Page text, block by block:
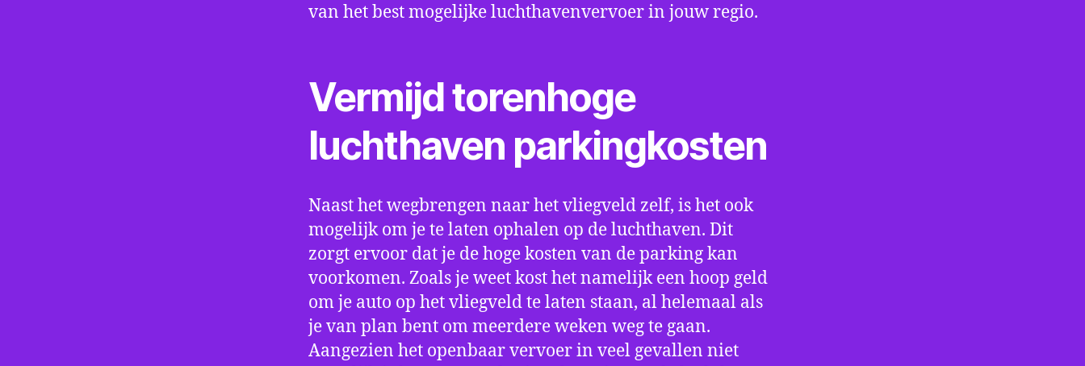
van het best mogelijke luchthavenvervoer in jouw regio.
Vermijd torenhoge
luchthaven parkingkosten
Naast het wegbrengen naar het vliegveld zelf, is het ook
mogelijk om je te laten ophalen op de luchthaven. Dit
zorgt ervoor dat je de hoge kosten van de parking kan
voorkomen. Zoals je weet kost het namelijk een hoop geld
om je auto op het vliegveld te laten staan, al helemaal als
je van plan bent om meerdere weken weg te gaan.
Aangezien het openbaar vervoer in veel gevallen niet